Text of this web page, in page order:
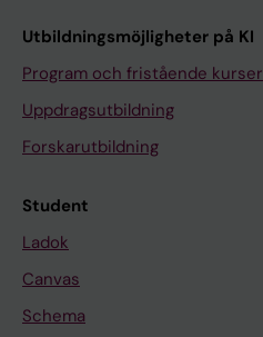
Utbildningsmöjligheter på KI
Program och fristående kurser
Uppdragsutbildning
Forskarutbildning
Student
Ladok
Canvas
Schema